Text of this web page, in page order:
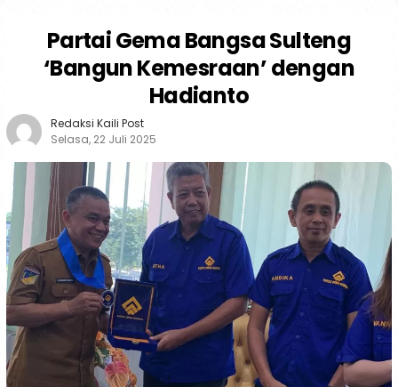
Partai Gema Bangsa Sulteng
‘Bangun Kemesraan’ dengan
Hadianto
Redaksi Kaili Post
Selasa, 22 Juli 2025